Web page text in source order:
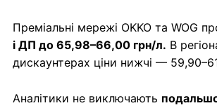
Преміальні мережі OKKO та WOG
і ДП до 65,98–66,00 грн/л. В
дискаунтерах ціни нижчі —
Аналітики не виключають